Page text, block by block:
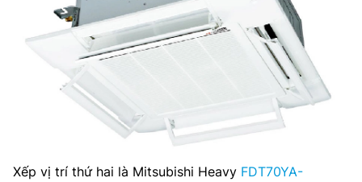
Xếp vị trí thứ hai là Mitsubishi Heavy FDT70YA-